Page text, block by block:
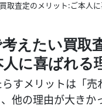
取査定のメリット：ご本人
えたい買取
人に喜ばれる
らすメリットは「売
他の理由が大きか